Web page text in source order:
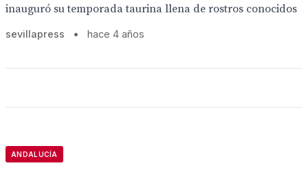
inauguró su temporada taurina llena de rostros conocidos
sevillapress • hace 4 años
ANDALUCÍA